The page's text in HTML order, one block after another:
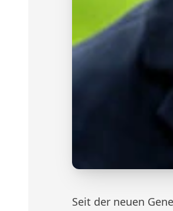
Seit der neuen